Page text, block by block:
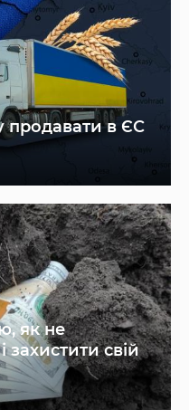
в ЄС
як не
свій